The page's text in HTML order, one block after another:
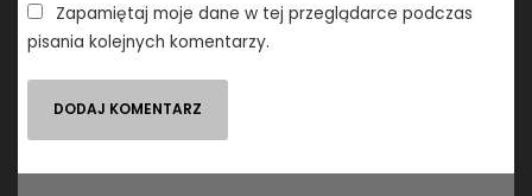
Zapamiętaj moje dane w tej przeglądarce podczas
pisania kolejnych komentarzy.